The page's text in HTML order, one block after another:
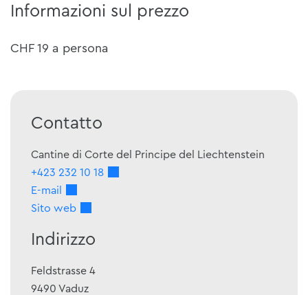
Informazioni sul prezzo
CHF 19 a persona
Contatto
Cantine di Corte del Principe del Liechtenstein
+423 232 10 18
E-mail
Sito web
Indirizzo
Feldstrasse 4
9490 Vaduz